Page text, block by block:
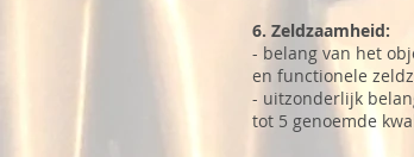
6. Zeldzaamheid:
- belang van het
en functionele
- uitzonderlijk
tot 5 genoemde